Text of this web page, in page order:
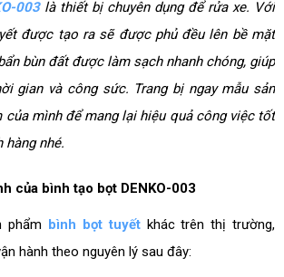
003là thiết bị chuyên dụng để rửa xe. Với
được tạo ra sẽ được phủ đều lên bề mặt
bùn đất được làm sạch nhanh chóng, giúp
gian và công sức. Trang bị ngay mẫu sản
của mình để mang lại hiệu quả công việc tốt
hàng nhé.
của bình tạo bọt DENKO-003
phẩm bình bọt tuyếtkhác trên thị trường,
hành theo nguyên lý sau đây: